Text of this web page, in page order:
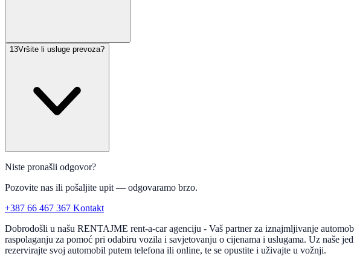
13Vršite li usluge prevoza?
Niste pronašli odgovor?
Pozovite nas ili pošaljite upit — odgovaramo brzo.
+387 66 467 367 Kontakt
Dobrodošli u našu RENTAJME rent-a-car agenciju - Vaš partner za iznajmljivanje
raspolaganju za pomoć pri odabiru vozila i savjetovanju o cijenama i uslugama. Uz naše
rezervirajte svoj automobil putem telefona ili online, te se opustite i uživajte u vožnji.